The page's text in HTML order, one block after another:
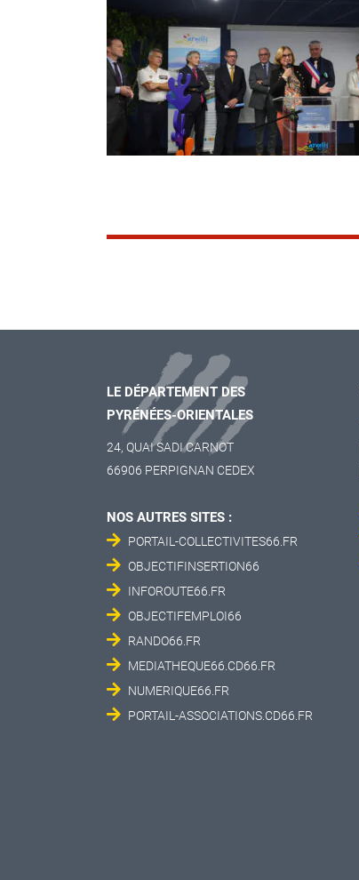
LE DÉPARTEMENT DES
PYRÉNÉES-ORIENTALES
24, QUAI SADI CARNOT
66906 PERPIGNAN CEDEX
NOS AUTRES SITES :
PORTAIL-COLLECTIVITES66.FR
OBJECTIFINSERTION66
INFOROUTE66.FR
OBJECTIFEMPLOI66
RANDO66.FR
MEDIATHEQUE66.CD66.FR
NUMERIQUE66.FR
PORTAIL-ASSOCIATIONS.CD66.FR